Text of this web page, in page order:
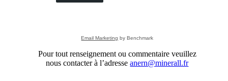
Email Marketing by Benchmark
Pour tout renseignement ou commentaire veuillez
nous contacter à l’adresseanern@minerall.fr